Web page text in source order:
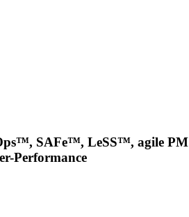
SAFe™, LeSS™, agile PM
Performance